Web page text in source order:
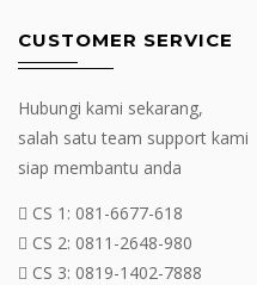
CUSTOMER SERVICE
Hubungi kami sekarang,
salah satu team support kami
siap membantu anda
CS 1: 081-6677-618
CS 2: 0811-2648-980
CS 3: 0819-1402-7888